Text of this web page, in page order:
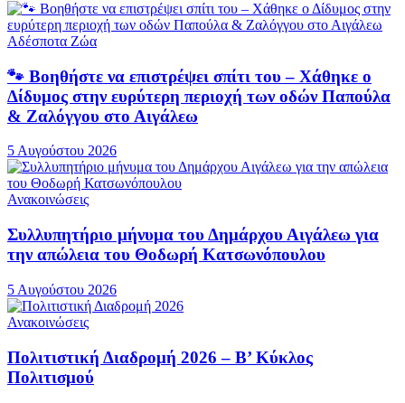
Αδέσποτα Ζώα
🐾 Βοηθήστε να επιστρέψει σπίτι του – Χάθηκε ο
Δίδυμος στην ευρύτερη περιοχή των οδών Παπούλα
& Ζαλόγγου στο Αιγάλεω
5 Αυγούστου 2026
Ανακοινώσεις
Συλλυπητήριο μήνυμα του Δημάρχου Αιγάλεω για
την απώλεια του Θοδωρή Κατσωνόπουλου
5 Αυγούστου 2026
Ανακοινώσεις
Πολιτιστική Διαδρομή 2026 – Β’ Κύκλος
Πολιτισμού